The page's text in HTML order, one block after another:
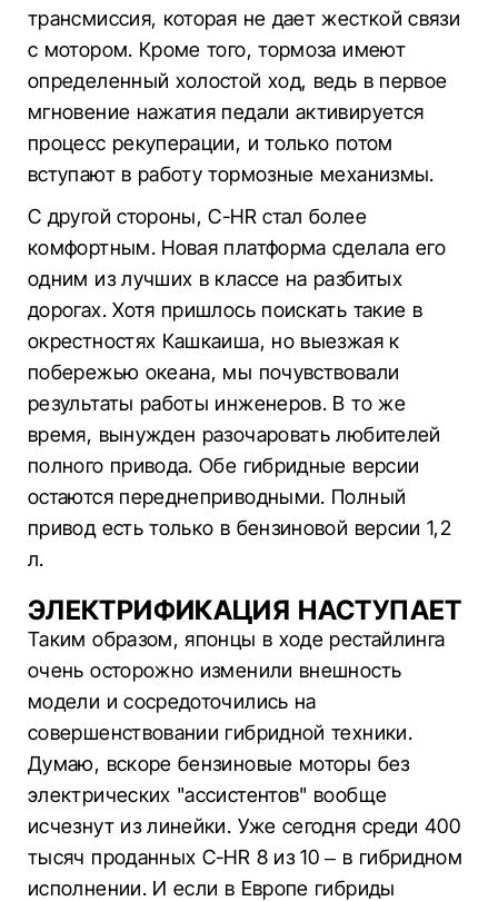
трансмиссия, которая не дает жесткой связи
с мотором. Кроме того, тормоза имеют
определенный холостой ход, ведь в первое
мгновение нажатия педали активируется
процесс рекуперации, и только потом
вступают в работу тормозные механизмы.
С другой стороны, С-HR стал более
комфортным. Новая платформа сделала его
одним из лучших в классе на разбитых
дорогах. Хотя пришлось поискать такие в
окрестностях Кашкаиша, но выезжая к
побережью океана, мы почувствовали
результаты работы инженеров. В то же
время, вынужден разочаровать любителей
полного привода. Обе гибридные версии
остаются переднеприводными. Полный
привод есть только в бензиновой версии 1,2
л.
ЭЛЕКТРИФИКАЦИЯ НАСТУПАЕТ
Таким образом, японцы в ходе рестайлинга
очень осторожно изменили внешность
модели и сосредоточились на
совершенствовании гибридной техники.
Думаю, вскоре бензиновые моторы без
электрических "ассистентов" вообще
исчезнут из линейки. Уже сегодня среди 400
тысяч проданных C-HR 8 из 10 – в гибридном
исполнении. И если в Европе гибриды